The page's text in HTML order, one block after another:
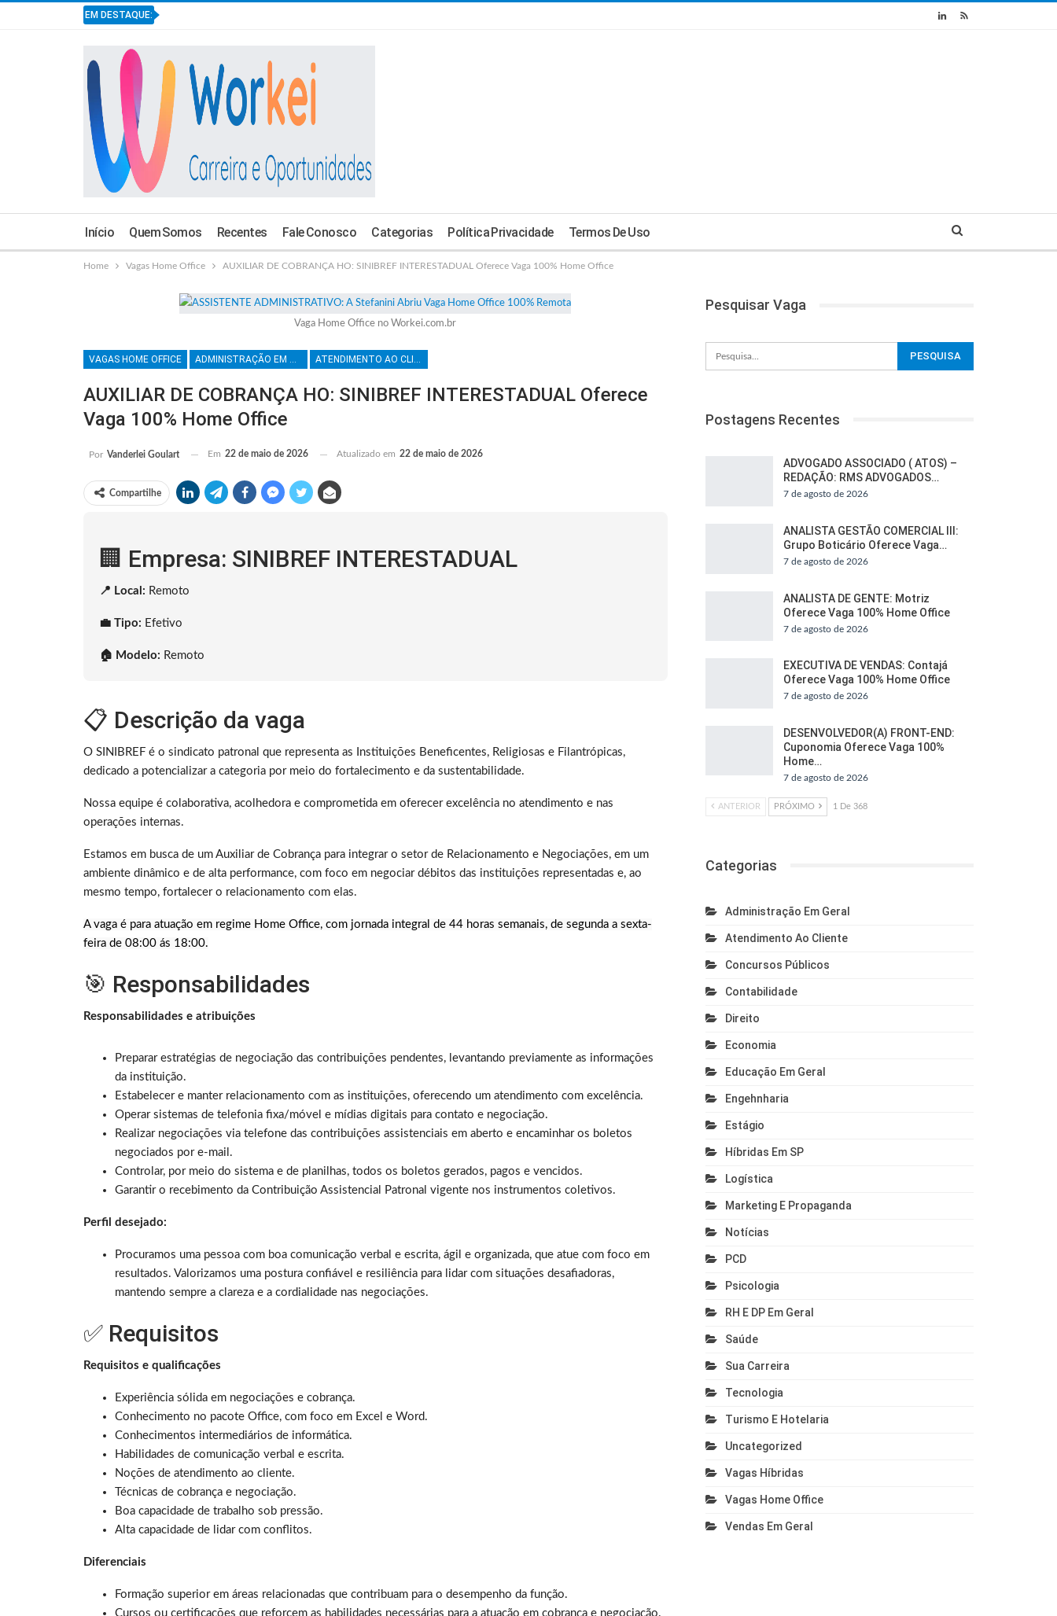
EM DESTAQUE:
Início Quem Somos Recentes Fale Conosco Categorias Política Privacidade Termos De Uso
Home Vagas Home Office AUXILIAR DE COBRANÇA HO: SINIBREF INTERESTADUAL Oferece Vaga 100% Home Office
Vaga Home Office no Workei.com.br
VAGAS HOME OFFICE ADMINISTRAÇÃO EM GERAL ATENDIMENTO AO CLIENTE
AUXILIAR DE COBRANÇA HO: SINIBREF INTERESTADUAL Oferece
Vaga 100% Home Office
Por Vanderlei Goulart Em 22 de maio de 2026 Atualizado em 22 de maio de 2026
Compartilhe
🏢 Empresa: SINIBREF INTERESTADUAL
📍 Local: Remoto
💼 Tipo: Efetivo
🏠 Modelo: Remoto
📋 Descrição da vaga
O SINIBREF é o sindicato patronal que representa as Instituições Beneficentes, Religiosas e Filantrópicas,
dedicado a potencializar a categoria por meio do fortalecimento e da sustentabilidade.
Nossa equipe é colaborativa, acolhedora e comprometida em oferecer excelência no atendimento e nas
operações internas.
Estamos em busca de um Auxiliar de Cobrança para integrar o setor de Relacionamento e Negociações, em um
ambiente dinâmico e de alta performance, com foco em negociar débitos das instituições representadas e, ao
mesmo tempo, fortalecer o relacionamento com elas.
A vaga é para atuação em regime Home Office, com jornada integral de 44 horas semanais, de segunda a sexta-
feira de 08:00 ás 18:00.
🎯 Responsabilidades
Responsabilidades e atribuições
Preparar estratégias de negociação das contribuições pendentes, levantando previamente as informações
da instituição.
Estabelecer e manter relacionamento com as instituições, oferecendo um atendimento com excelência.
Operar sistemas de telefonia fixa/móvel e mídias digitais para contato e negociação.
Realizar negociações via telefone das contribuições assistenciais em aberto e encaminhar os boletos
negociados por e-mail.
Controlar, por meio do sistema e de planilhas, todos os boletos gerados, pagos e vencidos.
Garantir o recebimento da Contribuição Assistencial Patronal vigente nos instrumentos coletivos.
Perfil desejado:
Procuramos uma pessoa com boa comunicação verbal e escrita, ágil e organizada, que atue com foco em
resultados. Valorizamos uma postura confiável e resiliência para lidar com situações desafiadoras,
mantendo sempre a clareza e a cordialidade nas negociações.
✅ Requisitos
Requisitos e qualificações
Experiência sólida em negociações e cobrança.
Conhecimento no pacote Office, com foco em Excel e Word.
Conhecimentos intermediários de informática.
Habilidades de comunicação verbal e escrita.
Noções de atendimento ao cliente.
Técnicas de cobrança e negociação.
Boa capacidade de trabalho sob pressão.
Alta capacidade de lidar com conflitos.
Diferenciais
Formação superior em áreas relacionadas que contribuam para o desempenho da função.
Cursos ou certificações que reforcem as habilidades necessárias para a atuação em cobrança e negociação.
Pesquisar Vaga
Postagens Recentes
ADVOGADO ASSOCIADO ( ATOS) –
REDAÇÃO: RMS ADVOGADOS…
7 de agosto de 2026
ANALISTA GESTÃO COMERCIAL III:
Grupo Boticário Oferece Vaga…
7 de agosto de 2026
ANALISTA DE GENTE: Motriz
Oferece Vaga 100% Home Office
7 de agosto de 2026
EXECUTIVA DE VENDAS: Contajá
Oferece Vaga 100% Home Office
7 de agosto de 2026
DESENVOLVEDOR(A) FRONT-END:
Cuponomia Oferece Vaga 100%
Home…
7 de agosto de 2026
ANTERIOR PRÓXIMO 1 De 368
Categorias
Administração Em Geral
Atendimento Ao Cliente
Concursos Públicos
Contabilidade
Direito
Economia
Educação Em Geral
Engehnharia
Estágio
Híbridas Em SP
Logística
Marketing E Propaganda
Notícias
PCD
Psicologia
RH E DP Em Geral
Saúde
Sua Carreira
Tecnologia
Turismo E Hotelaria
Uncategorized
Vagas Híbridas
Vagas Home Office
Vendas Em Geral